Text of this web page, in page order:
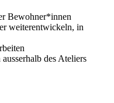
Bewohner*innen
weiterentwickeln, in
des Ateliers